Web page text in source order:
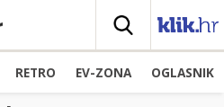
RETRO EV-ZONA OGLASNIK